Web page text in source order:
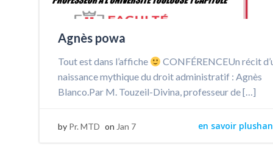
Agnès powa
Tout est dans l’affiche
CONFÉRENCEUn récit
naissance mythique du droit administratif : Agnès
Blanco.Par M. Touzeil-Divina, professeur de […]
by Pr. MTD on Jan 7 en savoir